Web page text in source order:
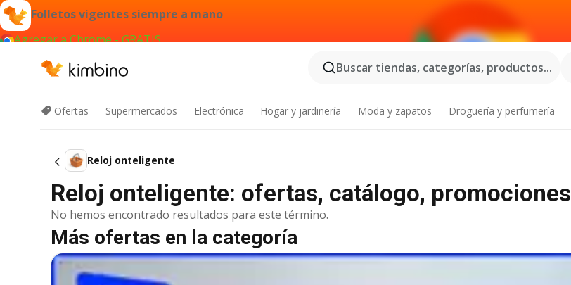
Folletos vigentes siempre a mano
Agregar a Chrome - GRATIS
Buscar tiendas, categorías, productos...
Ofertas Supermercados Electrónica Hogar y jardinería Moda y zapatos Droguería y perfumería
Reloj onteligente
Reloj onteligente: ofertas, catálogo, promociones
No hemos encontrado resultados para este término.
Más ofertas en la categoría